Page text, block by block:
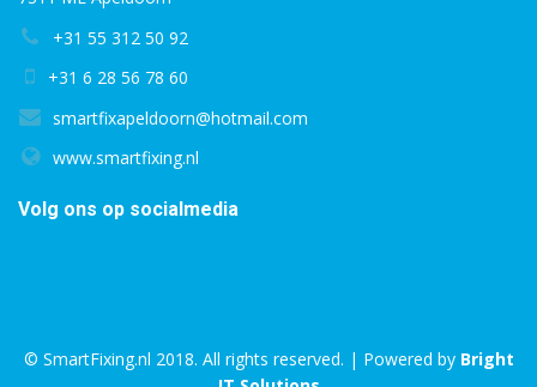
+31 55 312 50 92
+31 6 28 56 78 60
smartfixapeldoorn@hotmail.com
www.smartfixing.nl
Volg ons op socialmedia
© SmartFixing.nl 2018. All rights reserved. | Powered by Bright